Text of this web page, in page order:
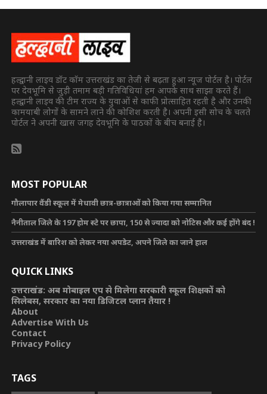
हल्द्वानी लाइव डॉट कॉम उत्तराखंड का तेजी से बढ़ता हुआ न्यूज पोर्टल है। पोर्टल
पर देवभूमि से जुड़ी तमाम बड़ी गतिविधियां हम आपके साथ साझा करते हैं।
हल्द्वानी लाइव की टीम राज्य के युवाओं से काफी प्रोत्साहित रहती है और उनकी
कामयाबी लोगों के सामने लाने की कोशिश करती है। अपनी इसी सोच के चलते
पोर्टल ने अपनी खास जगह देवभूमि के पाठकों के बीच बनाई है।
MOST POPULAR
गौलापार वैंडी स्कूल में मेधावी छात्र-छात्राओं को किया गया सम्मानित
नैनीताल जिले के 197 होम स्टे पर छापा, 150 से ज्यादा को नोटिस और कई होंगे बंद !
उत्तराखंड में बारिश को लेकर नया अपडेट, अपने जिले का जाने हाल
QUICK LINKS
उत्तराखंड: अब मोबाइल एप से मिलेगा सरकारी स्कूल शिक्षकों को
सिलेबस, सरकार का नया डिजिटल प्लान तैयार !
About
Advertise With Us
Contact
Privacy Policy
TAGS